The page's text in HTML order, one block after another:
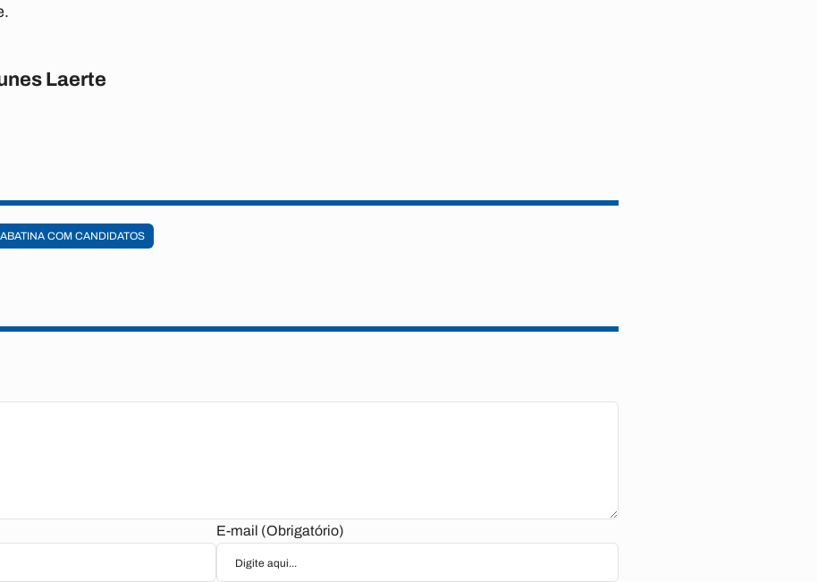
Laerte
COM CANDIDATOS
E-mail (Obrigatório)